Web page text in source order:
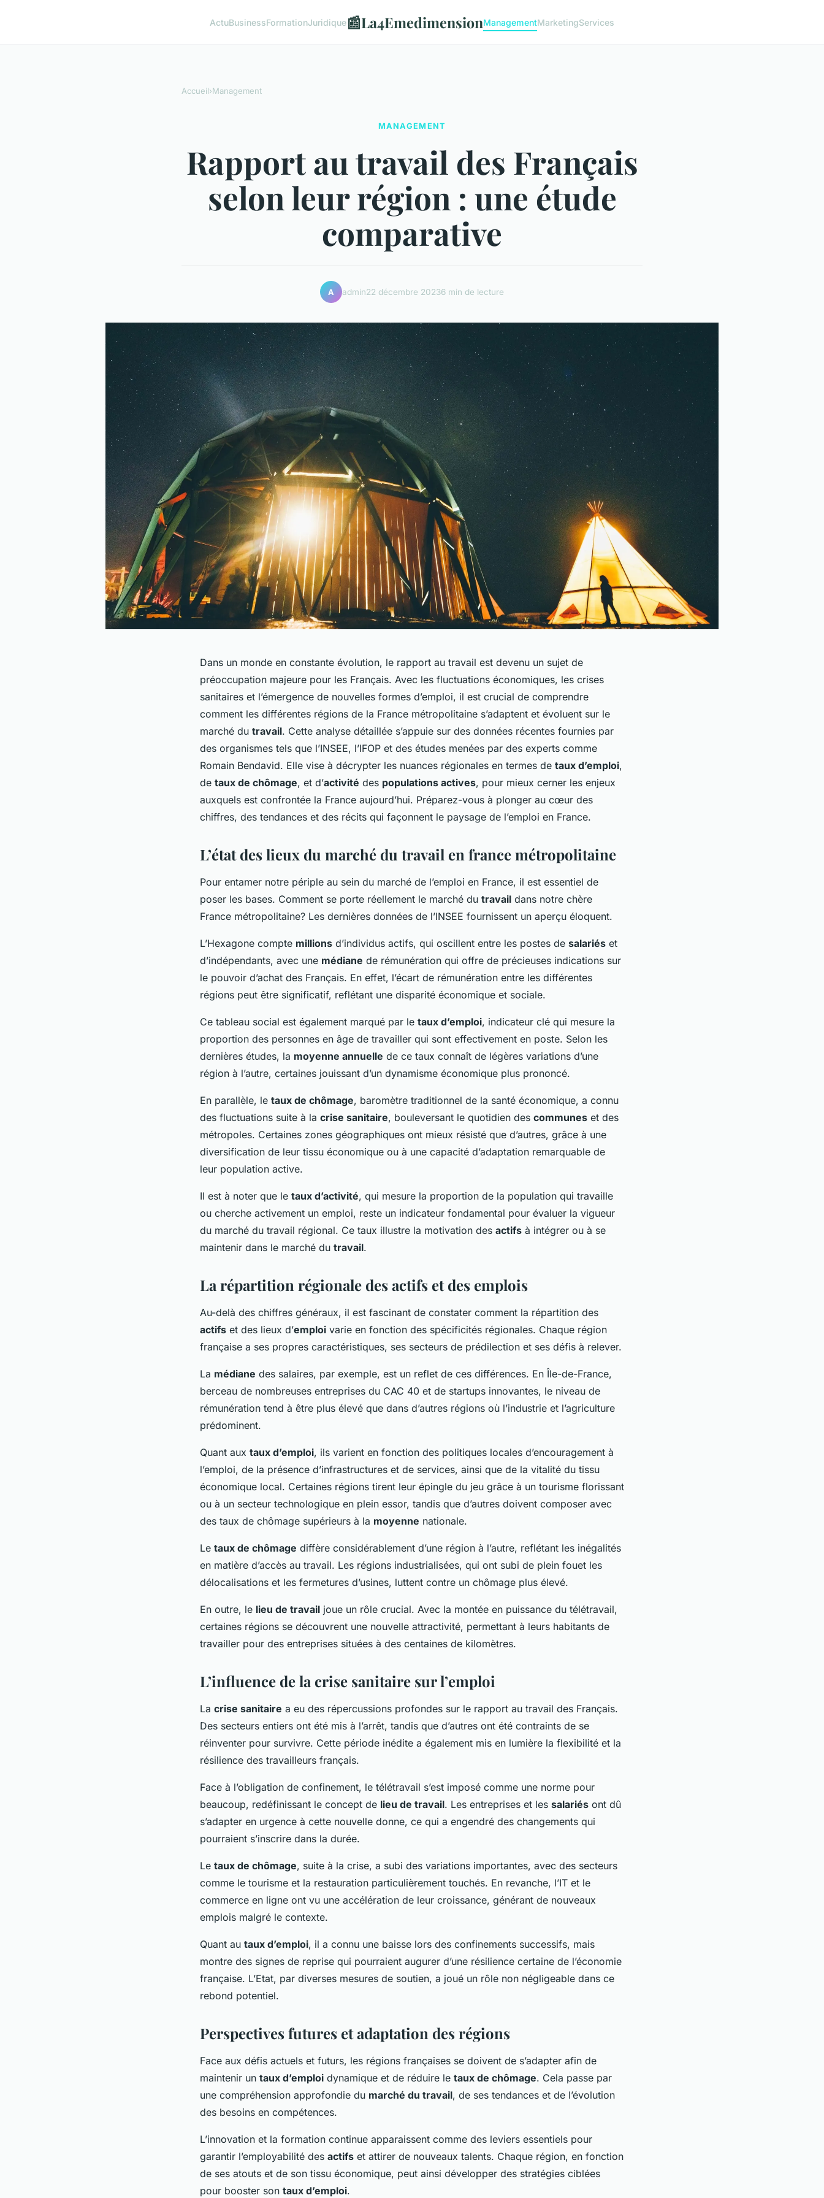
ActuBusinessFormationJuridique📰La4EmedimensionManagementMarketingServices
Accueil›Management
MANAGEMENT
Rapport au travail des Français
selon leur région : une étude
comparative
A admin22 décembre 20236 min de lecture
Dans un monde en constante évolution, le rapport au travail est devenu un sujet de
préoccupation majeure pour les Français. Avec les fluctuations économiques, les crises
sanitaires et l’émergence de nouvelles formes d’emploi, il est crucial de comprendre
comment les différentes régions de la France métropolitaine s’adaptent et évoluent sur le
marché du travail. Cette analyse détaillée s’appuie sur des données récentes fournies par
des organismes tels que l’INSEE, l’IFOP et des études menées par des experts comme
Romain Bendavid. Elle vise à décrypter les nuances régionales en termes de taux d’emploi,
de taux de chômage, et d’activité des populations actives, pour mieux cerner les enjeux
auxquels est confrontée la France aujourd’hui. Préparez-vous à plonger au cœur des
chiffres, des tendances et des récits qui façonnent le paysage de l’emploi en France.
L’état des lieux du marché du travail en france métropolitaine
Pour entamer notre périple au sein du marché de l’emploi en France, il est essentiel de
poser les bases. Comment se porte réellement le marché du travail dans notre chère
France métropolitaine? Les dernières données de l’INSEE fournissent un aperçu éloquent.
L’Hexagone compte millions d’individus actifs, qui oscillent entre les postes de salariés et
d’indépendants, avec une médiane de rémunération qui offre de précieuses indications sur
le pouvoir d’achat des Français. En effet, l’écart de rémunération entre les différentes
régions peut être significatif, reflétant une disparité économique et sociale.
Ce tableau social est également marqué par le taux d’emploi, indicateur clé qui mesure la
proportion des personnes en âge de travailler qui sont effectivement en poste. Selon les
dernières études, la moyenne annuelle de ce taux connaît de légères variations d’une
région à l’autre, certaines jouissant d’un dynamisme économique plus prononcé.
En parallèle, le taux de chômage, baromètre traditionnel de la santé économique, a connu
des fluctuations suite à la crise sanitaire, bouleversant le quotidien des communes et des
métropoles. Certaines zones géographiques ont mieux résisté que d’autres, grâce à une
diversification de leur tissu économique ou à une capacité d’adaptation remarquable de
leur population active.
Il est à noter que le taux d’activité, qui mesure la proportion de la population qui travaille
ou cherche activement un emploi, reste un indicateur fondamental pour évaluer la vigueur
du marché du travail régional. Ce taux illustre la motivation des actifs à intégrer ou à se
maintenir dans le marché du travail.
La répartition régionale des actifs et des emplois
Au-delà des chiffres généraux, il est fascinant de constater comment la répartition des
actifs et des lieux d’emploi varie en fonction des spécificités régionales. Chaque région
française a ses propres caractéristiques, ses secteurs de prédilection et ses défis à relever.
La médiane des salaires, par exemple, est un reflet de ces différences. En Île-de-France,
berceau de nombreuses entreprises du CAC 40 et de startups innovantes, le niveau de
rémunération tend à être plus élevé que dans d’autres régions où l’industrie et l’agriculture
prédominent.
Quant aux taux d’emploi, ils varient en fonction des politiques locales d’encouragement à
l’emploi, de la présence d’infrastructures et de services, ainsi que de la vitalité du tissu
économique local. Certaines régions tirent leur épingle du jeu grâce à un tourisme florissant
ou à un secteur technologique en plein essor, tandis que d’autres doivent composer avec
des taux de chômage supérieurs à la moyenne nationale.
Le taux de chômage diffère considérablement d’une région à l’autre, reflétant les inégalités
en matière d’accès au travail. Les régions industrialisées, qui ont subi de plein fouet les
délocalisations et les fermetures d’usines, luttent contre un chômage plus élevé.
En outre, le lieu de travail joue un rôle crucial. Avec la montée en puissance du télétravail,
certaines régions se découvrent une nouvelle attractivité, permettant à leurs habitants de
travailler pour des entreprises situées à des centaines de kilomètres.
L’influence de la crise sanitaire sur l’emploi
La crise sanitaire a eu des répercussions profondes sur le rapport au travail des Français.
Des secteurs entiers ont été mis à l’arrêt, tandis que d’autres ont été contraints de se
réinventer pour survivre. Cette période inédite a également mis en lumière la flexibilité et la
résilience des travailleurs français.
Face à l’obligation de confinement, le télétravail s’est imposé comme une norme pour
beaucoup, redéfinissant le concept de lieu de travail. Les entreprises et les salariés ont dû
s’adapter en urgence à cette nouvelle donne, ce qui a engendré des changements qui
pourraient s’inscrire dans la durée.
Le taux de chômage, suite à la crise, a subi des variations importantes, avec des secteurs
comme le tourisme et la restauration particulièrement touchés. En revanche, l’IT et le
commerce en ligne ont vu une accélération de leur croissance, générant de nouveaux
emplois malgré le contexte.
Quant au taux d’emploi, il a connu une baisse lors des confinements successifs, mais
montre des signes de reprise qui pourraient augurer d’une résilience certaine de l’économie
française. L’Etat, par diverses mesures de soutien, a joué un rôle non négligeable dans ce
rebond potentiel.
Perspectives futures et adaptation des régions
Face aux défis actuels et futurs, les régions françaises se doivent de s’adapter afin de
maintenir un taux d’emploi dynamique et de réduire le taux de chômage. Cela passe par
une compréhension approfondie du marché du travail, de ses tendances et de l’évolution
des besoins en compétences.
L’innovation et la formation continue apparaissent comme des leviers essentiels pour
garantir l’employabilité des actifs et attirer de nouveaux talents. Chaque région, en fonction
de ses atouts et de son tissu économique, peut ainsi développer des stratégies ciblées
pour booster son taux d’emploi.